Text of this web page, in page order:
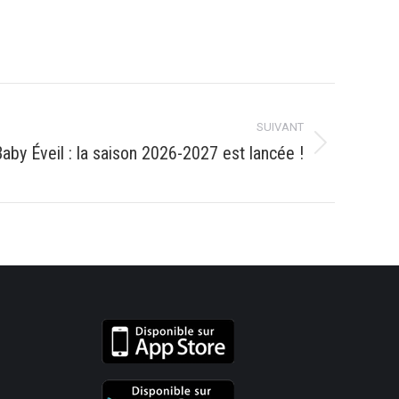
SUIVANT
Éveil : la saison 2026-2027 est lancée !